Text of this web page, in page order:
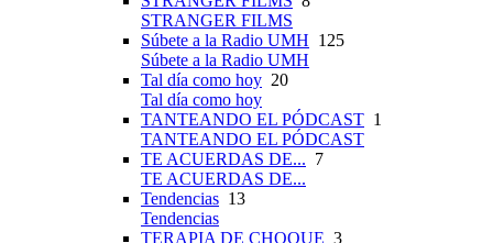
STRANGER FILMS
Súbete a la Radio UMH 125
Súbete a la Radio UMH
Tal día como hoy 20
Tal día como hoy
TANTEANDO EL PÓDCAST 1
TANTEANDO EL PÓDCAST
TE ACUERDAS DE... 7
TE ACUERDAS DE...
Tendencias 13
Tendencias
TERAPIA DE CHOQUE 3